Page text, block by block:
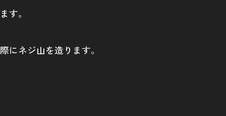
す。
にネジ山を造ります。